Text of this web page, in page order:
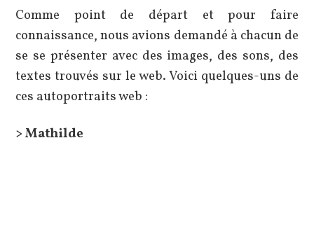
Comme point de départ et pour faire
connaissance, nous avions demandé à chacun de
se se présenter avec des images, des sons, des
textes trouvés sur le web. Voici quelques-uns de
ces autoportraits web :
> Mathilde